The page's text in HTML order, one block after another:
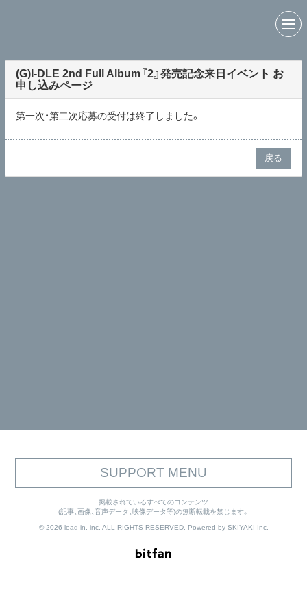
(G)I-DLE 2nd Full Album『2』発売記念来日イベント お
申し込みページ
第一次・第二次応募の受付は終了しました。
戻る
SUPPORT MENU
掲載されているすべてのコンテンツ
(記事、画像、音声データ、映像データ等)の無断転載を禁じます。
© 2026 lead in, inc. ALL RIGHTS RESERVED. Powered by SKIYAKI Inc.